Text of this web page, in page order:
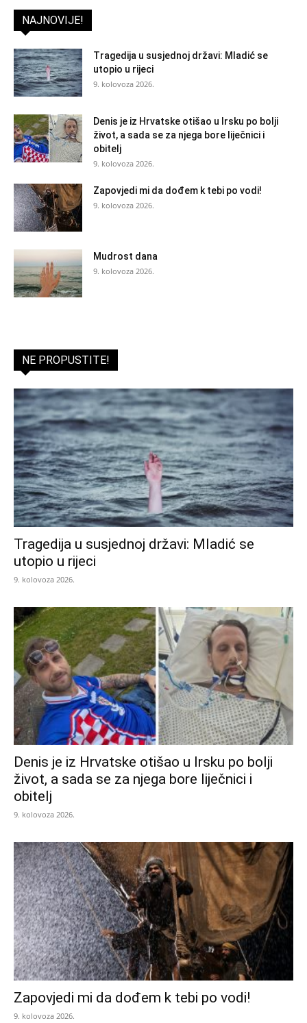
NAJNOVIJE!
Tragedija u susjednoj državi: Mladić se
utopio u rijeci
9. kolovoza 2026.
Denis je iz Hrvatske otišao u Irsku po bolji
život, a sada se za njega bore liječnici i
obitelj
9. kolovoza 2026.
Zapovjedi mi da dođem k tebi po vodi!
9. kolovoza 2026.
Mudrost dana
9. kolovoza 2026.
NE PROPUSTITE!
Tragedija u susjednoj državi: Mladić se
utopio u rijeci
9. kolovoza 2026.
Denis je iz Hrvatske otišao u Irsku po bolji
život, a sada se za njega bore liječnici i
obitelj
9. kolovoza 2026.
Zapovjedi mi da dođem k tebi po vodi!
9. kolovoza 2026.